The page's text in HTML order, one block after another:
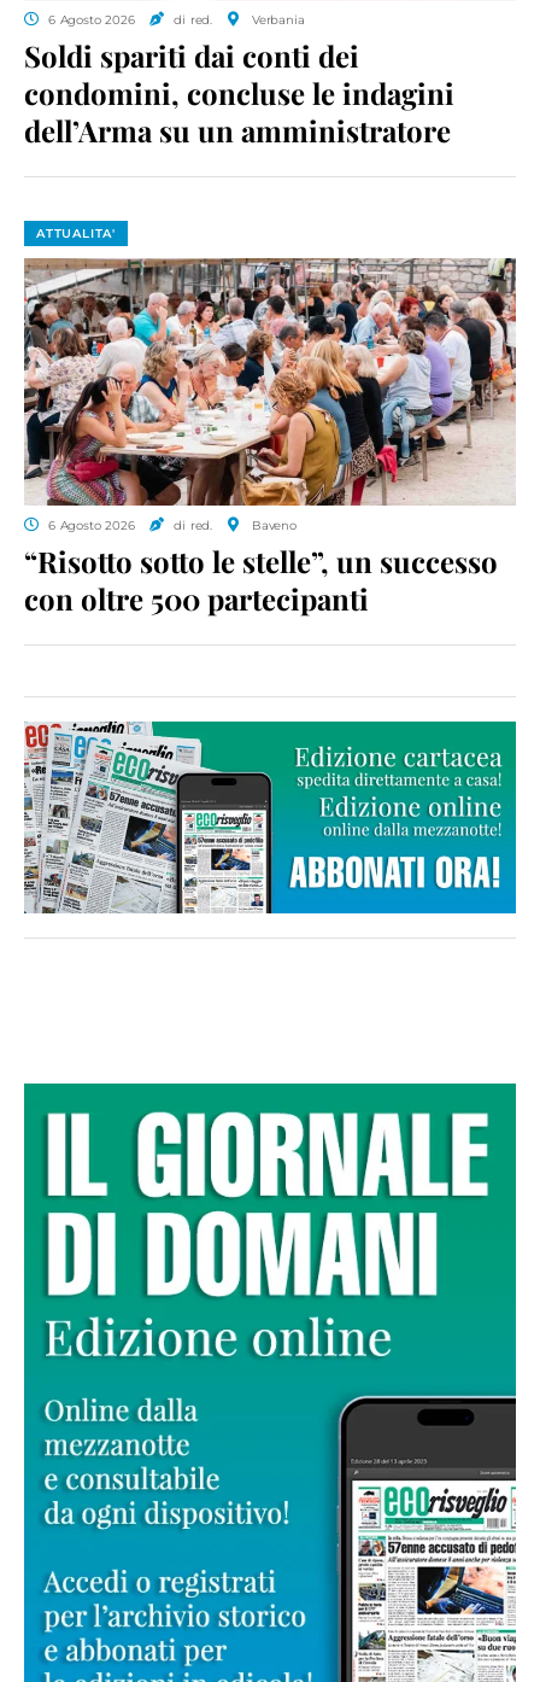
6 Agosto 2026 di red. Verbania
Soldi spariti dai conti dei
condomini, concluse le indagini
dell’Arma su un amministratore
ATTUALITA'
6 Agosto 2026 di red. Baveno
“Risotto sotto le stelle”, un successo
con oltre 500 partecipanti